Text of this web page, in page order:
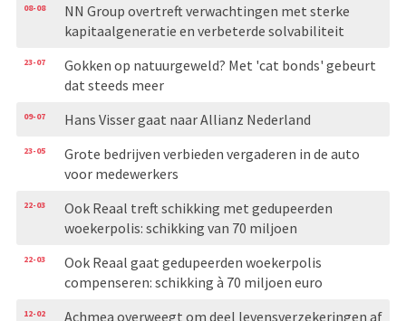
08-08
NN Group overtreft verwachtingen met sterke
kapitaalgeneratie en verbeterde solvabiliteit
23-07
Gokken op natuurgeweld? Met 'cat bonds' gebeurt
dat steeds meer
09-07 Hans Visser gaat naar Allianz Nederland
23-05
Grote bedrijven verbieden vergaderen in de auto
voor medewerkers
22-03
Ook Reaal treft schikking met gedupeerden
woekerpolis: schikking van 70 miljoen
22-03
Ook Reaal gaat gedupeerden woekerpolis
compenseren: schikking à 70 miljoen euro
12-02 Achmea overweegt om deel levensverzekeringen af